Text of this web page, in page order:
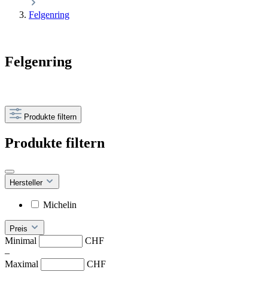
Felgenring
Felgenring
Produkte filtern
Produkte filtern
Hersteller
Michelin
Preis
Minimal
CHF
–
Maximal
CHF